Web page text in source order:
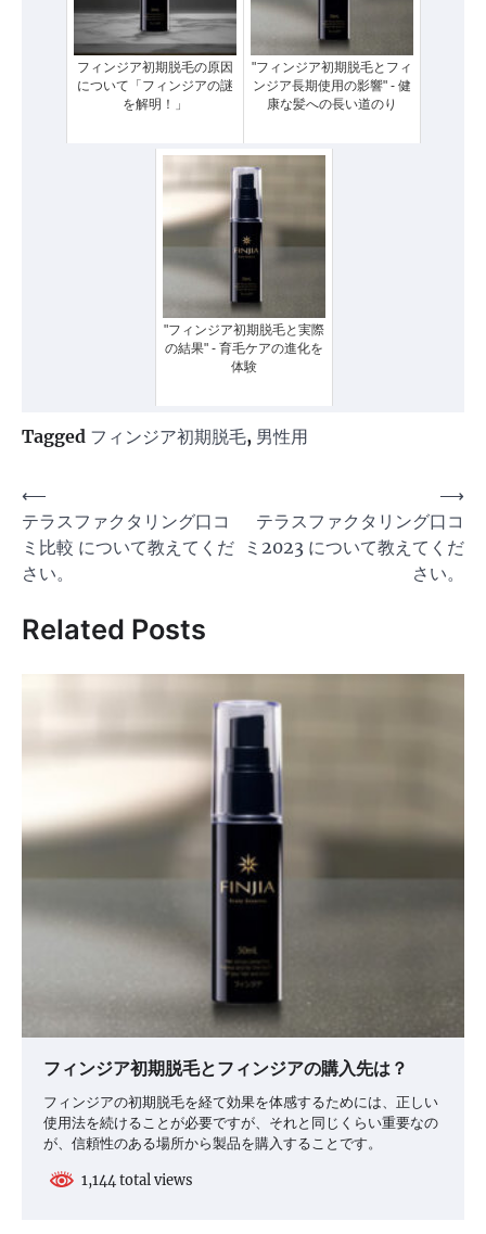
フィンジア初期脱毛の原因
について「フィンジアの謎
を解明！」
"フィンジア初期脱毛とフィ
ンジア長期使用の影響" - 健
康な髪への長い道のり
"フィンジア初期脱毛と実際
の結果" - 育毛ケアの進化を
体験
Tagged フィンジア初期脱毛, 男性用
投
稿
ナ
ゲ
ョ
ン
⟵
テラスファクタリング口コ
ミ比較 について教えてくだ
さい。
テラスファクタリング口コ
ミ2023 について教えてくだ
さい。
⟶
Related Posts
フィンジア初期脱毛とフィンジアの購入先は？
フィンジアの初期脱毛を経て効果を体感するためには、正しい
使用法を続けることが必要ですが、それと同じくらい重要なの
が、信頼性のある場所から製品を購入することです。
1,144 total views